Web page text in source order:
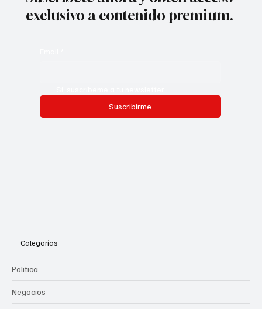
exclusivo a contenido premium.
Suscribirme
Categorías
Politica
Negocios